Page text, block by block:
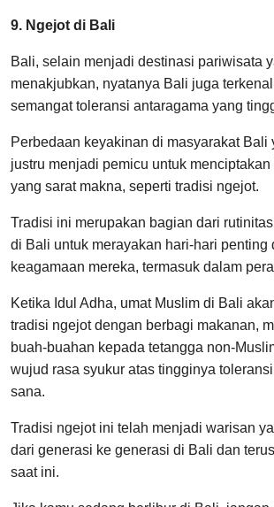
9. Ngejot di Bali
Bali, selain menjadi destinasi pariwisata
menakjubkan, nyatanya Bali juga
semangat toleransi antaragama yang
Perbedaan keyakinan di masyarakat Bali
justru menjadi pemicu untuk
yang sarat makna, seperti tradisi ngejot.
Tradisi ini merupakan bagian dari
di Bali untuk merayakan hari-hari penting
keagamaan mereka, termasuk dalam
Ketika Idul Adha, umat Muslim di Bali
tradisi ngejot dengan berbagi makanan,
buah-buahan kepada tetangga non-
wujud rasa syukur atas tingginya
sana.
Tradisi ngejot ini telah menjadi warisan
dari generasi ke generasi di Bali dan
saat ini.